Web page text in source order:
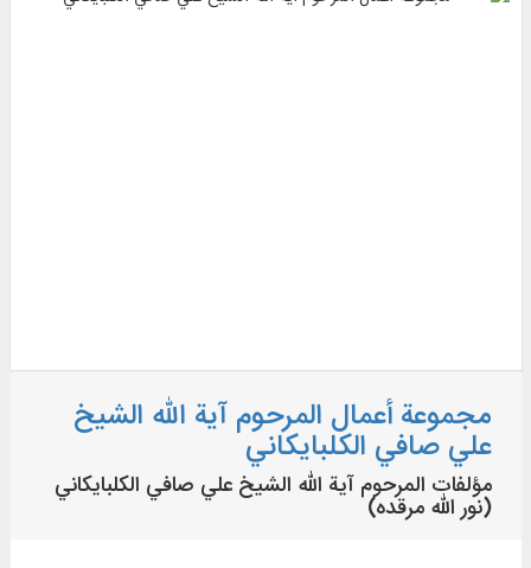
مجموعة أعمال المرحوم آية الله الشيخ
علي صافي الكلبايكاني
مؤلفات المرحوم آية الله الشيخ علي صافي الكلبايكاني
(نور الله مرقده)